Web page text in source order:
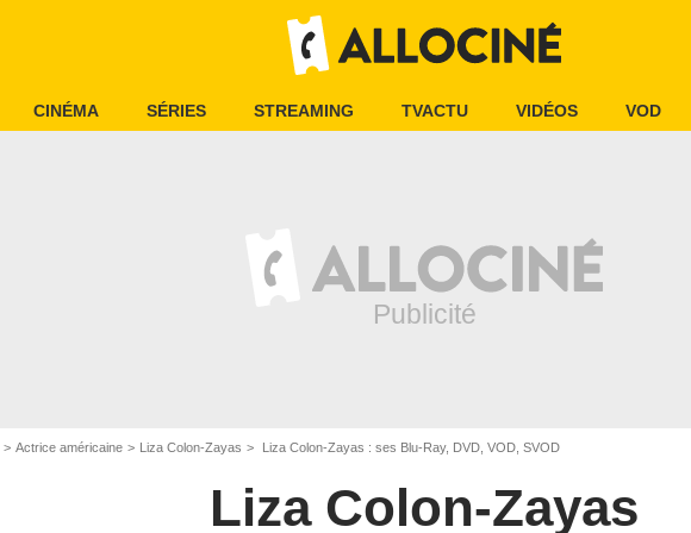
CINÉMA SÉRIES STREAMING TVACTU VIDÉOS VOD
Actrice américaine Liza Colon-Zayas Liza Colon-Zayas : ses Blu-Ray, DVD, VOD, SVOD
Liza Colon-Zayas